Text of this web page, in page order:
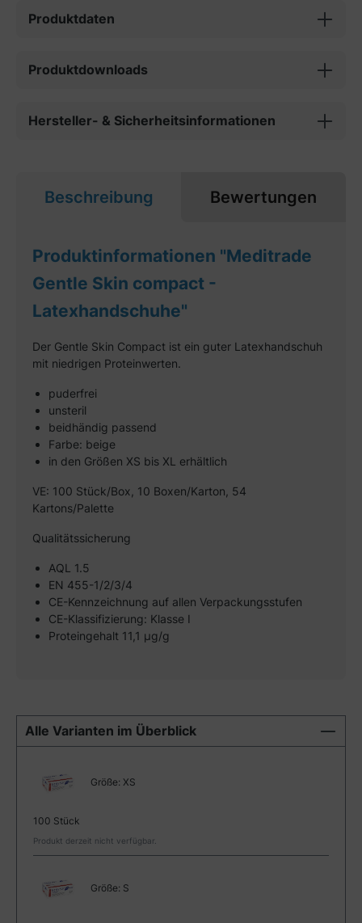
Produktdaten
Produktdownloads
Hersteller- & Sicherheitsinformationen
Beschreibung Bewertungen
Produktinformationen "Meditrade
Gentle Skin compact -
Latexhandschuhe"
Der Gentle Skin Compact ist ein guter Latexhandschuh
mit niedrigen Proteinwerten.
puderfrei
unsteril
beidhändig passend
Farbe: beige
in den Größen XS bis XL erhältlich
VE: 100 Stück/Box, 10 Boxen/Karton, 54
Kartons/Palette
Qualitätssicherung
AQL 1.5
EN 455-1/2/3/4
CE-Kennzeichnung auf allen Verpackungsstufen
CE-Klassifizierung: Klasse I
Proteingehalt 11,1 µg/g
Alle Varianten im Überblick
Größe: XS
100 Stück
Produkt derzeit nicht verfügbar.
Größe: S